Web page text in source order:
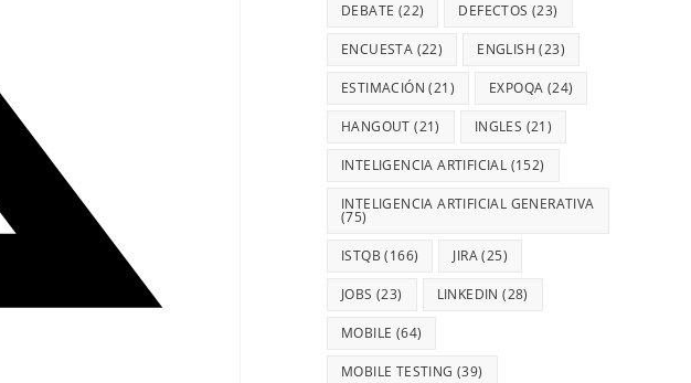
DEBATE (22) DEFECTOS (23)
ENCUESTA (22) ENGLISH (23)
ESTIMACIÓN (21) EXPOQA (24)
HANGOUT (21) INGLES (21)
INTELIGENCIA ARTIFICIAL (152)
INTELIGENCIA ARTIFICIAL GENERATIVA
(75)
ISTQB (166) JIRA(25)
JOBS (23) LINKEDIN (28)
MOBILE (64)
MOBILE TESTING (39)